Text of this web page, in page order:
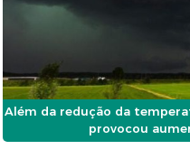
Além da redução da
provocou